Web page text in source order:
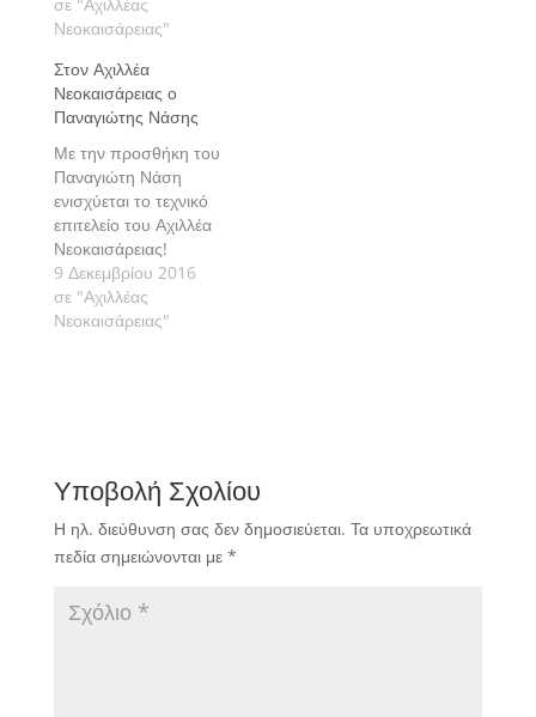
Μπαγγέας απείχε από
το ρόλο του βοηθού
τελευταίους μήνες,
λόγω τροχαίου
ατυχήματος. Πλέον, η
υγεία του έχει
αποκατασταθεί
πλήρως και είναι σε
θέση να προσφέρει εκ
νέου τις υπηρεσίες του
στην…
σε "Αχιλλέας
Νεοκαισάρειας"
Στον Αχιλλέα
Νεοκαισάρειας ο
Παναγιώτης Νάσης
Με την προσθήκη του
Παναγιώτη Νάση
ενισχύεται το τεχνικό
επιτελείο του Αχιλλέα
Νεοκαισάρειας!
9 Δεκεμβρίου 2016
σε "Αχιλλέας
Νεοκαισάρειας"
Υποβολή Σχολίου
Η ηλ. διεύθυνση σας δεν δημοσιεύεται. Τα υποχρεωτικά
πεδία σημειώνονται με *